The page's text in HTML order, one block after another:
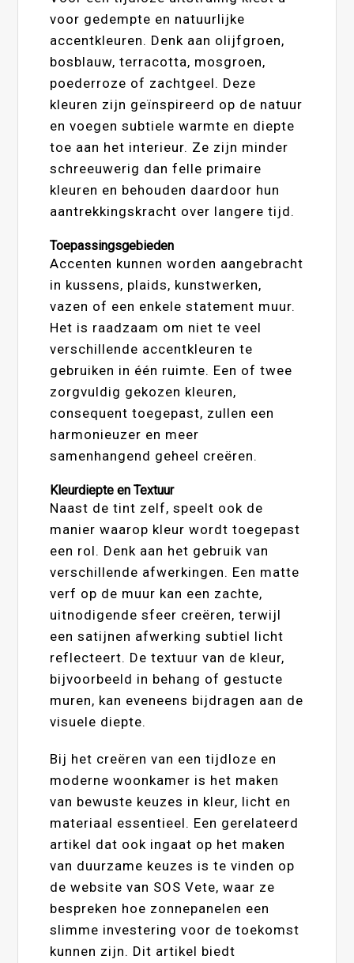
voor gedempte en natuurlijke
accentkleuren. Denk aan olijfgroen,
bosblauw, terracotta, mosgroen,
poederroze of zachtgeel. Deze
kleuren zijn geïnspireerd op de natuur
en voegen subtiele warmte en diepte
toe aan het interieur. Ze zijn minder
schreeuwerig dan felle primaire
kleuren en behouden daardoor hun
aantrekkingskracht over langere tijd.
Toepassingsgebieden
Accenten kunnen worden aangebracht
in kussens, plaids, kunstwerken,
vazen of een enkele statement muur.
Het is raadzaam om niet te veel
verschillende accentkleuren te
gebruiken in één ruimte. Een of twee
zorgvuldig gekozen kleuren,
consequent toegepast, zullen een
harmonieuzer en meer
samenhangend geheel creëren.
Kleurdiepte en Textuur
Naast de tint zelf, speelt ook de
manier waarop kleur wordt toegepast
een rol. Denk aan het gebruik van
verschillende afwerkingen. Een matte
verf op de muur kan een zachte,
uitnodigende sfeer creëren, terwijl
een satijnen afwerking subtiel licht
reflecteert. De textuur van de kleur,
bijvoorbeeld in behang of gestucte
muren, kan eveneens bijdragen aan de
visuele diepte.
Bij het creëren van een tijdloze en
moderne woonkamer is het maken
van bewuste keuzes in kleur, licht en
materiaal essentieel. Een gerelateerd
artikel dat ook ingaat op het maken
van duurzame keuzes is te vinden op
de website van SOS Vete, waar ze
bespreken hoe zonnepanelen een
slimme investering voor de toekomst
kunnen zijn. Dit artikel biedt